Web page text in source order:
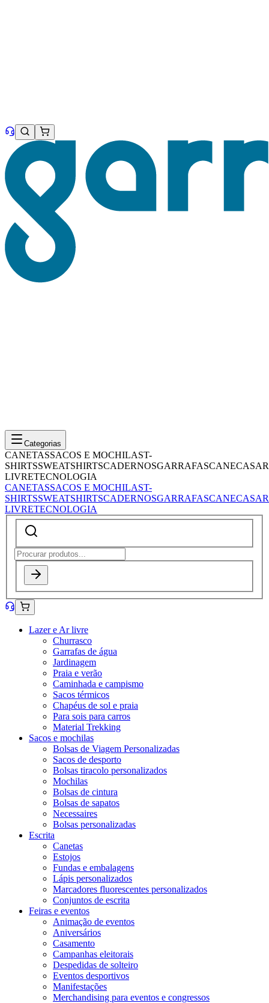
Categorias
CANETASSACOS E MOCHILAST-
SHIRTSSWEATSHIRTSCADERNOSGARRAFASCANECASAR
LIVRETECNOLOGIA
CANETASSACOS E MOCHILAST-
SHIRTSSWEATSHIRTSCADERNOSGARRAFASCANECASAR
LIVRETECNOLOGIA
Lazer e Ar livre
Churrasco
Garrafas de água
Jardinagem
Praia e verão
Caminhada e campismo
Sacos térmicos
Chapéus de sol e praia
Para sois para carros
Material Trekking
Sacos e mochilas
Bolsas de Viagem Personalizadas
Sacos de desporto
Bolsas tiracolo personalizados
Mochilas
Bolsas de cintura
Bolsas de sapatos
Necessaires
Bolsas personalizadas
Escrita
Canetas
Estojos
Fundas e embalagens
Lápis personalizados
Marcadores fluorescentes personalizados
Conjuntos de escrita
Feiras e eventos
Animação de eventos
Aniversários
Casamento
Campanhas eleitorais
Despedidas de solteiro
Eventos desportivos
Manifestações
Merchandising para eventos e congressos